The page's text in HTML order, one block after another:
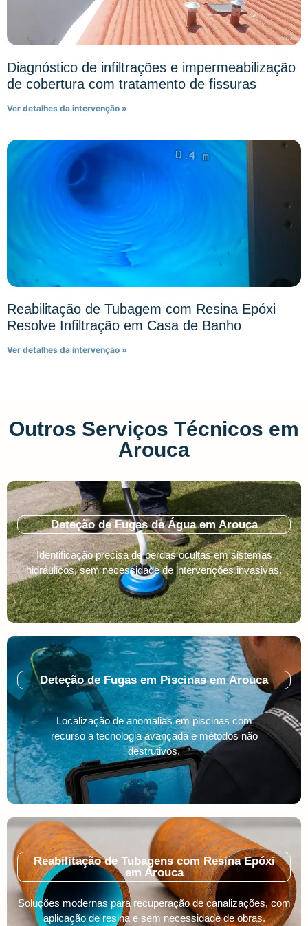
Diagnóstico de infiltrações e impermeabilização
de cobertura com tratamento de fissuras
Ver detalhes da intervenção »
Reabilitação de Tubagem com Resina Epóxi
Resolve Infiltração em Casa de Banho
Ver detalhes da intervenção »
Outros Serviços Técnicos em
Arouca
Deteção de Fugas de Água em Arouca
Identificação precisa de perdas ocultas em sistemas
hidráulicos, sem necessidade de intervenções invasivas.
Deteção de Fugas em Piscinas em Arouca
Localização de anomalias em piscinas com
recurso a tecnologia avançada e métodos não
destrutivos.
Reabilitação de Tubagens com Resina Epóxi
em Arouca
Soluções modernas para recuperação de canalizações, com
aplicação de resina e sem necessidade de obras.